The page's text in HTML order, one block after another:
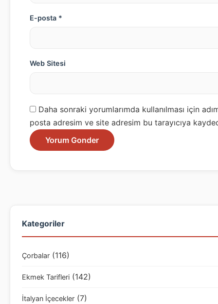
E-posta *
Web Sitesi
Daha sonraki yorumlarımda kullanılması için
posta adresim ve site adresim bu tarayıcıya
Kategoriler
Çorbalar (116)
Ekmek Tarifleri (142)
İtalyan İçecekler (7)